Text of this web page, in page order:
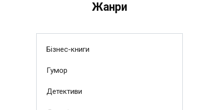
Жанри
Бізнес-книги
Гумор
Детективи